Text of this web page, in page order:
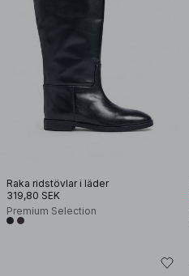
Raka ridstövlar i läder
319,80 SEK
Premium Selection